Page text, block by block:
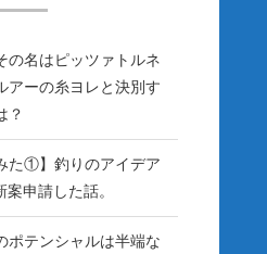
の名はピッツァトルネ
アーの糸ヨレと決別す
？
た①】釣りのアイデア
申請した話。
ポテンシャルは半端な